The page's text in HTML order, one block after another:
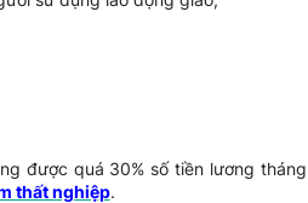
được quá 30% số tiền lương tháng
thất nghiệp.